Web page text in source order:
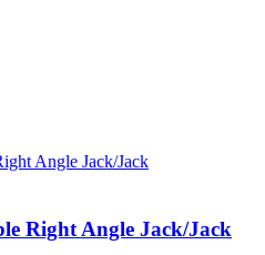
Right Angle Jack/Jack